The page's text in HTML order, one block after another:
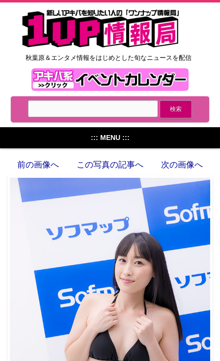
秋葉原＆エンタメ情報をはじめとした旬なニュースを配信
::: MENU :::
前の画像へ この写真の記事へ 次の画像へ